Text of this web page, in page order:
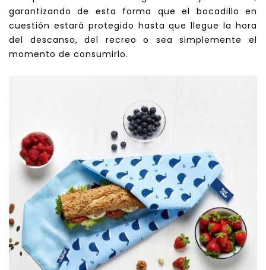
garantizando de esta forma que el bocadillo en
cuestión estará protegido hasta que llegue la hora
del descanso, del recreo o sea simplemente el
momento de consumirlo.